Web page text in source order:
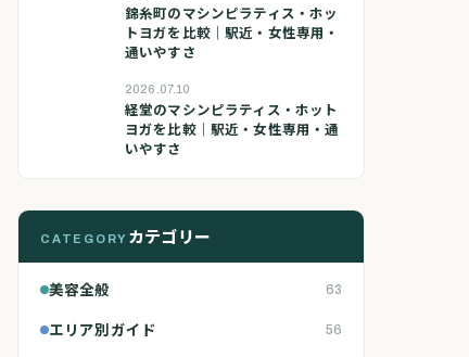
錦糸町のマシンピラティス・ホッ
トヨガを比較｜駅近・女性専用・
通いやすさ
2026.07.10
経堂のマシンピラティス・ホット
ヨガを比較｜駅近・女性専用・通
いやすさ
CATEGORY カテゴリー
美容全般 63
エリア別ガイド 56